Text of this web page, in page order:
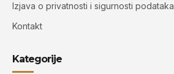
Izjava o privatnosti i sigurnosti podataka
Kontakt
Kategorije